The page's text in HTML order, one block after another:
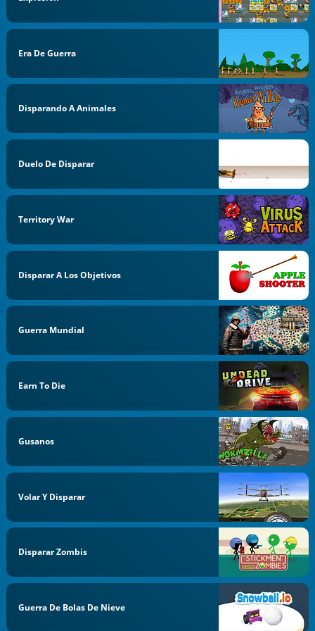
Era De Guerra
Disparando A Animales
Duelo De Disparar
Territory War
Disparar A Los Objetivos
Guerra Mundial
Earn To Die
Gusanos
Volar Y Disparar
Disparar Zombis
Guerra De Bolas De Nieve